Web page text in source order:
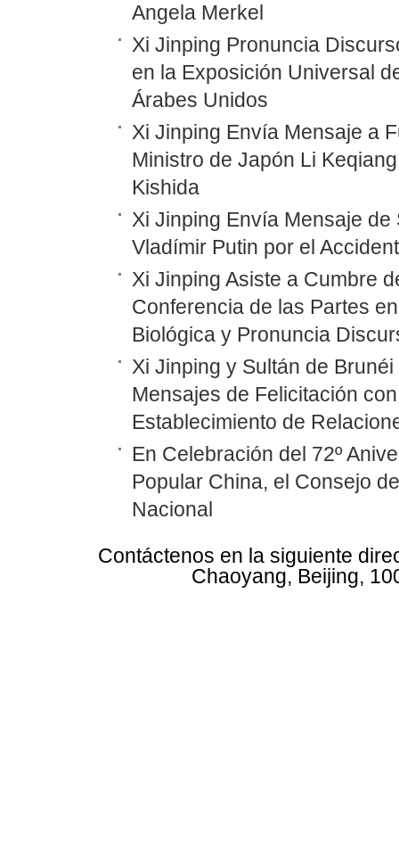
Angela Merkel
Xi Jinping Pronuncia
en la Exposición Universal
Árabes Unidos
Xi Jinping Envía Mensaje a
Ministro de Japón Li
Kishida
Xi Jinping Envía Mensaje
Vladímir Putin por el
Xi Jinping Asiste a Cumbre
Conferencia de las Partes
Biológica y Pronuncia
Xi Jinping y Sultán de
Mensajes de Felicitación
Establecimiento de
En Celebración del 72º
Popular China, el Consejo
Nacional
Contáctenos en la siguiente
Chaoyang, Beijing,